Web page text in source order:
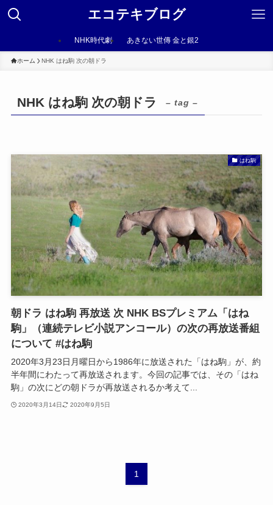
エコテキブログ
NHK時代劇 あきない世傳 金と銀2
ホーム NHK はね駒 次の朝ドラ
NHK はね駒 次の朝ドラ – tag –
はね駒
朝ドラ はね駒 再放送 次 NHK BSプレミアム「はね
駒」（連続テレビ小説アンコール）の次の再放送番組
について #はね駒
2020年3月23日月曜日から1986年に放送された「はね駒」が、約
半年間にわたって再放送されます。今回の記事では、その「はね
駒」の次にどの朝ドラが再放送されるか考えて...
2020年3月14日 2020年9月5日
1